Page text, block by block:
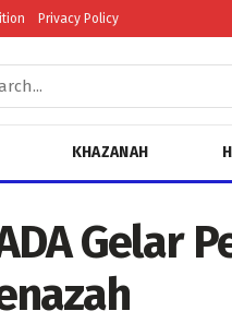
Privacy Policy
KHAZANAH
Gelar